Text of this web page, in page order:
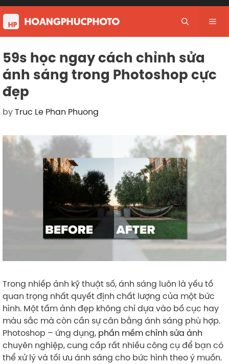
Skip
to
content
59s học ngay cách chỉnh sửa
ánh sáng trong Photoshop cực
đẹp
byTruc Le Phan Phuong
Trong nhiếp ảnh kỹ thuật số, ánh sáng luôn là yếu tố
quan trọng nhất quyết định chất lượng của một bức
hình. Một tấm ảnh đẹp không chỉ dựa vào bố cục hay
màu sắc mà còn cần sự cân bằng ánh sáng phù hợp.
Photoshop – ứng dụng, phần mềm chỉnh sửa ảnh
chuyên nghiệp, cung cấp rất nhiều công cụ để bạn có
thể xử lý và tối ưu ánh sáng cho bức hình theo ý muốn.